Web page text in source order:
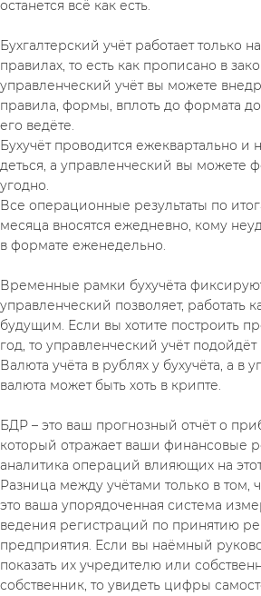
останется всё как есть.
Бухгалтерский учёт работает только
правилах, то есть как прописано в
управленческий учёт вы можете
правила, формы, вплоть до формата
его ведёте.
Бухучёт проводится ежеквартально и
деться, а управленческий вы можете
угодно.
Все операционные результаты по
месяца вносятся ежедневно, кому
в формате еженедельно.
Временные рамки бухучёта
управленческий позволяет, работать
будущим. Если вы хотите построить
год, то управленческий учёт
Валюта учёта в рублях у бухучёта, а в
валюта может быть хоть в крипте.
БДР – это ваш прогнозный отчёт о
который отражает ваши финансовые
аналитика операций влияющих на
Разница между учётами только в том,
это ваша упорядоченная система
ведения регистраций по принятию
предприятия. Если вы наёмный
показать их учредителю или
собственник, то увидеть цифры